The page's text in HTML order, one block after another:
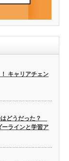
キャリアチェン
はどうだった？
ラインと学習ア